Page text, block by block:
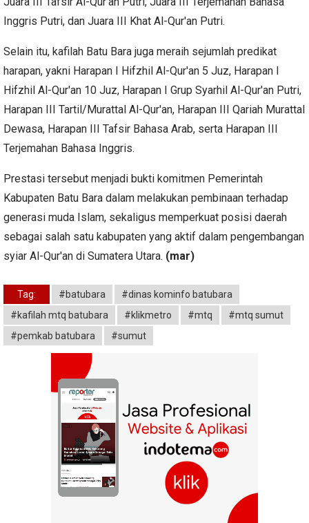
Inggris Putri, dan Juara III Khat Al-Qur'an Putri.
Selain itu, kafilah Batu Bara juga meraih sejumlah predikat
harapan, yakni Harapan I Hifzhil Al-Qur'an 5 Juz, Harapan I
Hifzhil Al-Qur'an 10 Juz, Harapan I Grup Syarhil Al-Qur'an Putri,
Harapan III Tartil/Murattal Al-Qur'an, Harapan III Qariah Murattal
Dewasa, Harapan III Tafsir Bahasa Arab, serta Harapan III
Terjemahan Bahasa Inggris.
Prestasi tersebut menjadi bukti komitmen Pemerintah
Kabupaten Batu Bara dalam melakukan pembinaan terhadap
generasi muda Islam, sekaligus memperkuat posisi daerah
sebagai salah satu kabupaten yang aktif dalam pengembangan
syiar Al-Qur'an di Sumatera Utara. (mar)
Tag: #batubara
#dinas kominfo batubara
#kafilah mtq batubara
#klikmetro #mtq
#mtq sumut
#pemkab batubara
#sumut